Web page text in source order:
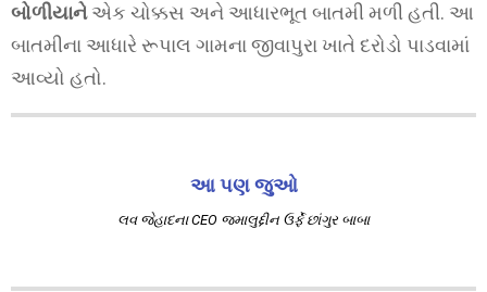
બોળીયાનેએક ચોક્કસ અને આધારભૂત બાતમી મળી હતી. આ
બાતમીના આધારે રૂપાલ ગામના જીવાપુરા ખાતે દરોડો પાડવામાં
આવ્યો હતો.
આ પણ જુઓ
લવ જેહાદના CEO જમાલુદ્દીન ઉર્ફે છાંગુર બાબા